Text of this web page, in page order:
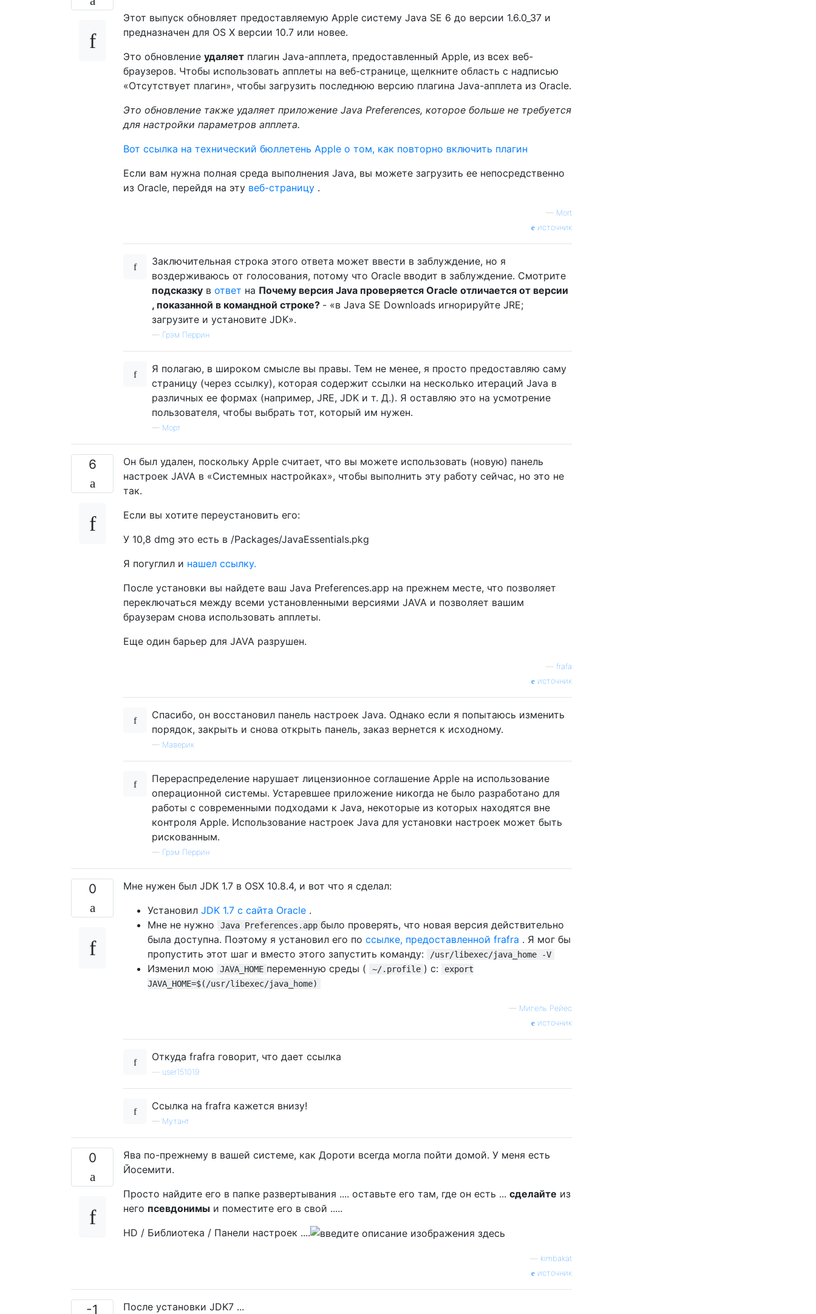
Этот выпуск обновляет предоставляемую Apple систему Java SE 6 до версии 1.6.0_37 и
предназначен для OS X версии 10.7 или новее.
Это обновление удаляет плагин Java-апплета, предоставленный Apple, из всех веб-
браузеров. Чтобы использовать апплеты на веб-странице, щелкните область с надписью
«Отсутствует плагин», чтобы загрузить последнюю версию плагина Java-апплета из Oracle.
Это обновление также удаляет приложение Java Preferences, которое больше не требуется
для настройки параметров апплета.
Вот ссылка на технический бюллетень Apple о том, как повторно включить плагин
Если вам нужна полная среда выполнения Java, вы можете загрузить ее непосредственно
из Oracle, перейдя на эту веб-страницу .
— Mort
источник
Заключительная строка этого ответа может ввести в заблуждение, но я
воздерживаюсь от голосования, потому что Oracle вводит в заблуждение. Смотрите
подсказку в ответ на Почему версия Java проверяется Oracle отличается от версии
, показанной в командной строке? - «в Java SE Downloads игнорируйте JRE;
загрузите и установите JDK».
— Грэм Перрин
Я полагаю, в широком смысле вы правы. Тем не менее, я просто предоставляю саму
страницу (через ссылку), которая содержит ссылки на несколько итераций Java в
различных ее формах (например, JRE, JDK и т. Д.). Я оставляю это на усмотрение
пользователя, чтобы выбрать тот, который им нужен.
— Морт
6
Он был удален, поскольку Apple считает, что вы можете использовать (новую) панель
настроек JAVA в «Системных настройках», чтобы выполнить эту работу сейчас, но это не
так.
Если вы хотите переустановить его:
У 10,8 dmg это есть в /Packages/JavaEssentials.pkg
Я погуглил и нашел ссылку.
После установки вы найдете ваш Java Preferences.app на прежнем месте, что позволяет
переключаться между всеми установленными версиями JAVA и позволяет вашим
браузерам снова использовать апплеты.
Еще один барьер для JAVA разрушен.
frafa
источник
Спасибо, он восстановил панель настроек Java. Однако если я попытаюсь изменить
порядок, закрыть и снова открыть панель, заказ вернется к исходному.
— Маверик
Перераспределение нарушает лицензионное соглашение Apple на использование
операционной системы. Устаревшее приложение никогда не было разработано для
работы с современными подходами к Java, некоторые из которых находятся вне
контроля Apple. Использование настроек Java для установки настроек может быть
рискованным.
— Грэм Перрин
0
Мне нужен был JDK 1.7 в OSX 10.8.4, и вот что я сделал:
Установил JDK 1.7 с сайта Oracle .
Мне не нужно
Java Preferences.app было проверять, что новая версия действительно
была доступна. Поэтому я установил его по ссылке, предоставленной frafra . Я мог бы
пропустить этот шаг и вместо этого запустить команду:
/usr/libexec/java_home -V
Изменил мою JAVA_HOME переменную среды ( ~/.profile ) с:
export
JAVA_HOME=$(/usr/libexec/java_home)
— Мигель Рейес
источник
Откуда frafra говорит, что дает ссылка
user151019
Ссылка на frafra кажется внизу!
— Мутант
0
Ява по-прежнему в вашей системе, как Дороти всегда могла пойти домой. У меня есть
Йосемити.
Просто найдите его в папке развертывания .... оставьте его там, где он есть ... сделайте из
него псевдонимы и поместите его в свой .....
HD / Библиотека / Панели настроек ....
kimbakat
источник
-1 После установки JDK7 ...